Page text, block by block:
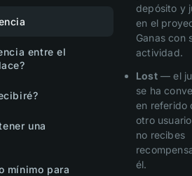
entre el
una
mínimo para
depósito y
en el
Ganas con
actividad.
Lost— el
se ha
en referido
otro
no recibes
él.